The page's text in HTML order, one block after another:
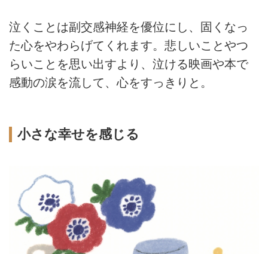
泣くことは副交感神経を優位にし、固くなっ
た心をやわらげてくれます。悲しいことやつ
らいことを思い出すより、泣ける映画や本で
感動の涙を流して、心をすっきりと。
小さな幸せを感じる